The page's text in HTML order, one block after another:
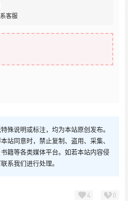
客服
殊说明或标注，均为本站原创发布。
站同意时，禁止复制、盗用、采集、
籍等各类媒体平台。如若本站内容侵
系我们进行处理。
4 0